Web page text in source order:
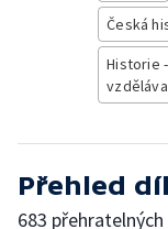
Česká
Historie -
Přehled
683 přehratelných